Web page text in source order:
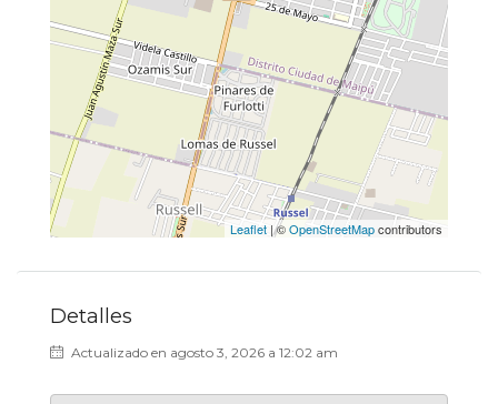
Leaflet | ©OpenStreetMapcontributors
Detalles
Actualizado en agosto 3, 2026 a 12:02 am